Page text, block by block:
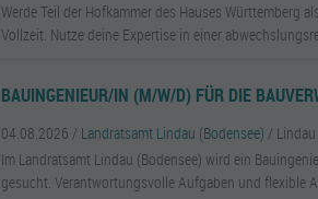
Werde Teil der Hofkammer des Hauses Württemberg
Vollzeit. Nutze deine Expertise in einer
BAUINGENIEUR/IN (M/W/D) FÜR DIE
04.08.2026 / Landratsamt Lindau (Bodensee) /
Im Landratsamt Lindau (Bodensee) wird ein
gesucht. Verantwortungsvolle Aufgaben und flexible